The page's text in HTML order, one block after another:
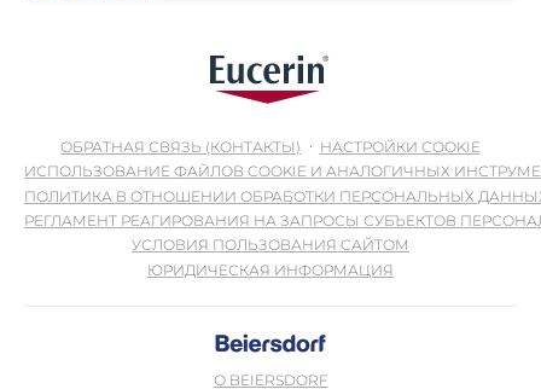
ОБРАТНАЯ СВЯЗЬ (КОНТАКТЫ)
НАСТРОЙКИ COOKIE
ИСПОЛЬЗОВАНИЕ ФАЙЛОВ COOKIE И АНАЛОГИЧНЫХ
ПОЛИТИКА В ОТНОШЕНИИ ОБРАБОТКИ ПЕРСОНАЛЬНЫХ
РЕГЛАМЕНТ РЕАГИРОВАНИЯ НА ЗАПРОСЫ СУБЪЕКТОВ
УСЛОВИЯ ПОЛЬЗОВАНИЯ САЙТОМ
ЮРИДИЧЕСКАЯ ИНФОРМАЦИЯ
О BEIERSDORF